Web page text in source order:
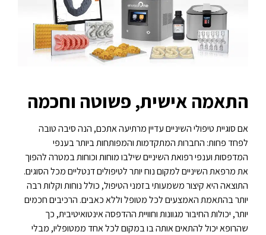
התאמה אישית, פשוטה וחכמה
אם סוגיית טיפולי השיניים עדיין מרתיעה אתכם, הנה סיבה טובה
לפחד פחות: החברות המתקדמות והמפותחות ביותר בענפי
המדפסות וענפי רפואת השיניים שילבו מוחות וכוחות במטרה להפוך
את מרפאת השיניים למקום נוח יותר לטיפולים דנטליים מכל הסוגים.
התוצאה היא קיצור משמעותי בזמני הטיפול, כולל נוחות וקלות רבה
יותר בהתאמת האמצעים לכל מטופל וללא כאבים. הרכיבים חכמים
יותר, יכולות החיבור מגוונות וחוויית ההדפסה אינטואיטיבית, כך
שהרופא יכול להתאים אותה בו במקום לכל אחד ממטופליו, מבלי